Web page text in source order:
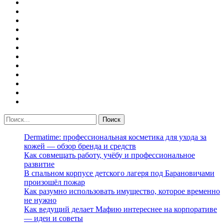
Dermatime: профессиональная косметика для ухода за
кожей — обзор бренда и средств
Как совмещать работу, учёбу и профессиональное
развитие
В спальном корпусе детского лагеря под Барановичами
произошёл пожар
Как разумно использовать имущество, которое временно
не нужно
Как ведущий делает Мафию интереснее на корпоративе
— идеи и советы